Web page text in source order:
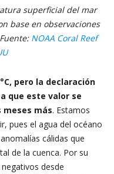
superficial del mar
base en observaciones
NOAA Coral Reef
pero la declaración
que este valor se
más. Estamos
pues el agua del océano
cálidas que
de la cuenca. Por su
desde